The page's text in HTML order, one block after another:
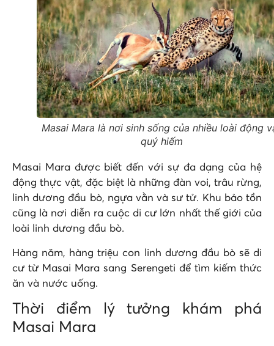
Masai Mara là nơi sinh sống của nhiều loài động
quý hiếm
Masai Mara được biết đến với sự đa dạng của hệ
động thực vật, đặc biệt là những đàn voi, trâu rừng,
linh dương đầu bò, ngựa vằn và sư tử. Khu bảo tồn
cũng là nơi diễn ra cuộc di cư lớn nhất thế giới của
loài linh dương đầu bò.
Hàng năm, hàng triệu con linh dương đầu bò sẽ di
cư từ Masai Mara sang Serengeti để tìm kiếm thức
ăn và nước uống.
Thời điểm lý tưởng khám phá
Masai Mara